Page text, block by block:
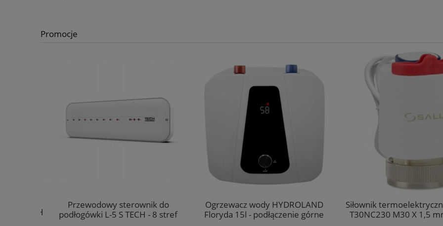
Promocje
Przewodowy sterownik do
podłogówki L-5 S TECH - 8 stref
Ogrzewacz wody HYDROLAND
Floryda 15l - podłączenie górne
Siłownik
T30NC230 M30 X 1,5